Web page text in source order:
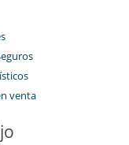
venta